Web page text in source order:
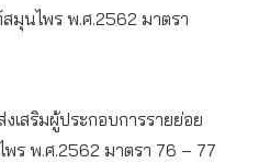
นไพร พ.ศ.2562 มาตรา
เสริมผู้ประกอบการรายย่อย
ร พ.ศ.2562 มาตรา 76 – 77